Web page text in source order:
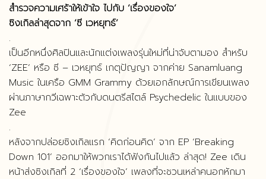
สำรวจความเศร้าให้เข้าใจ ไปกับ ‘เรื่องของใจ’
ซิงเกิลล่าสุดจาก ‘ซี เวหยุทธ์’
.
เป็นอีกหนึ่งศิลปินและนักแต่งเพลงรุ่นใหม่ที่น่าจับตามอง สำหรับ
‘ZEE’ หรือ ซี – เวหยุทธ์ เกตุปัญญา จากค่าย Sanamluang
Music ในเครือ GMM Grammy ด้วยเอกลักษณ์การเขียนเพลง
ผ่านภาษากวีเฉพาะตัวกับดนตรีสไตล์ Psychedelic ในแบบของ
Zee
.
หลังจากปล่อยซิงเกิลแรก ‘คิดก่อนคิด’ จาก EP ‘Breaking
Down 101’ ออกมาให้พวกเราได้ฟังกันไปแล้ว ล่าสุด! Zee เดิน
หน้าส่งซิงเกิลที่ 2 ‘เรื่องของใจ’ เพลงที่จะชวนเหล่าคนอกหักมา